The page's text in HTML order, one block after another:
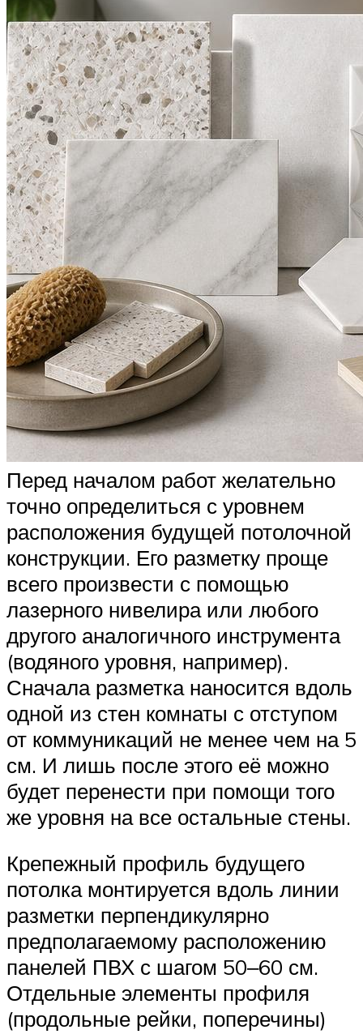
Перед началом работ желательно
точно определиться с уровнем
расположения будущей потолочной
конструкции. Его разметку проще
всего произвести с помощью
лазерного нивелира или любого
другого аналогичного инструмента
(водяного уровня, например).
Сначала разметка наносится вдоль
одной из стен комнаты с отступом
от коммуникаций не менее чем на 5
см. И лишь после этого её можно
будет перенести при помощи того
же уровня на все остальные стены.
Крепежный профиль будущего
потолка монтируется вдоль линии
разметки перпендикулярно
предполагаемому расположению
панелей ПВХ с шагом 50‒60 см.
Отдельные элементы профиля
(продольные рейки, поперечины)